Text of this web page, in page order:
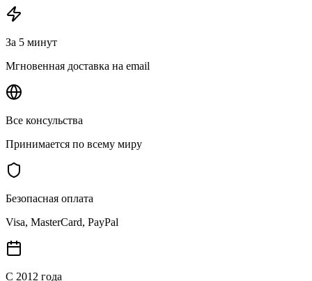
За 5 минут
Мгновенная доставка на email
Все консульства
Принимается по всему миру
Безопасная оплата
Visa, MasterCard, PayPal
С 2012 года